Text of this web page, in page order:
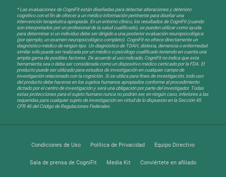
* Las evaluaciones de CogniFit están diseñadas para detectar alteraciones y deterioro
cognitivo con el fin de ofrecer a un médico información pertinente para diseñar una
intervención terapéutica apropiada. En un entorno clínico, los resultados de CogniFit (cuando
son interpretados por un profesional de la salud cualificado), se pueden utilizar como ayuda
para determinar si un individuo debe ser dirigido a una posterior evaluación neuropsicológica
(por ejemplo, un examen neuropsicológico completo). CogniFit no ofrece directamente un
diagnóstico médico de ningún tipo. Un diagnóstico de TDAH, dislexia, demencia o enfermedad
similar sólo puede ser realizada por un médico o psicólogo cualificado teniendo en cuenta una
amplia gama de posibles factores. De acuerdo al uso indicado, CogniFit no indica que esta
herramienta sea o deba ser considerada como un dispositivo médico certicado por la FDA. El
producto puede ser utilizado para estudios de investigación en cualquier campo de
investigación relacionado con la cognición. Si se utiliza para fines de investigación, todo uso
del producto debe hacerse en los sujetos humanos apropiados conforme al procedimiento
dictado por el centro de investigación y será una obligación por parte del investigador. Todas
estas protecciones para el sujeto humano nunca no podrán ser, en ningún caso, inferiores a las
requeridas para cualquier sujeto de investigación en virtud de lo dispuesto en la Sección 45
CFR 46 del Código de Regulaciones Federales.
Condiciones de Uso Política de Privacidad Equipo Directivo
Sala de prensa de CogniFit Media Kit Conviértete en afiliado